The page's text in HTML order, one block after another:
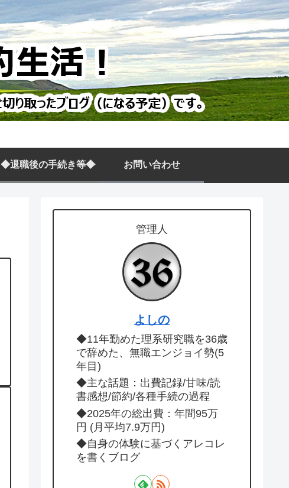
◆退職後の手続き等◆ お問い合わせ
管理人
よしの
◆11年勤めた理系研究職を36歳
で辞めた、無職エンジョイ勢(5
年目)
◆主な話題：出費記録/甘味/読
書感想/節約/各種手続の過程
◆2025年の総出費：年間95万
円 (月平均7.9万円)
◆自身の体験に基づくアレコレ
を書くブログ